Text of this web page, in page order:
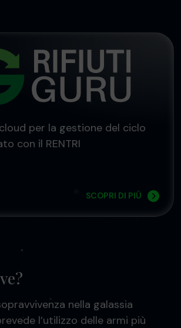
per la gestione del ciclo
con il RENTRI
SCOPRI DI PIÙ
nella galassia
l’utilizzo delle armi più